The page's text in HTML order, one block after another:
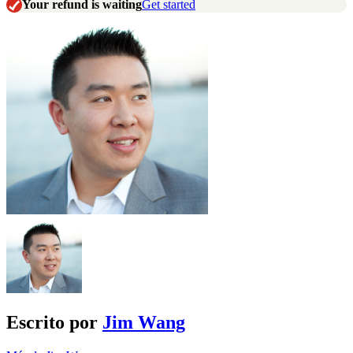
Your refund is waitingGet started
Escrito por Jim Wang